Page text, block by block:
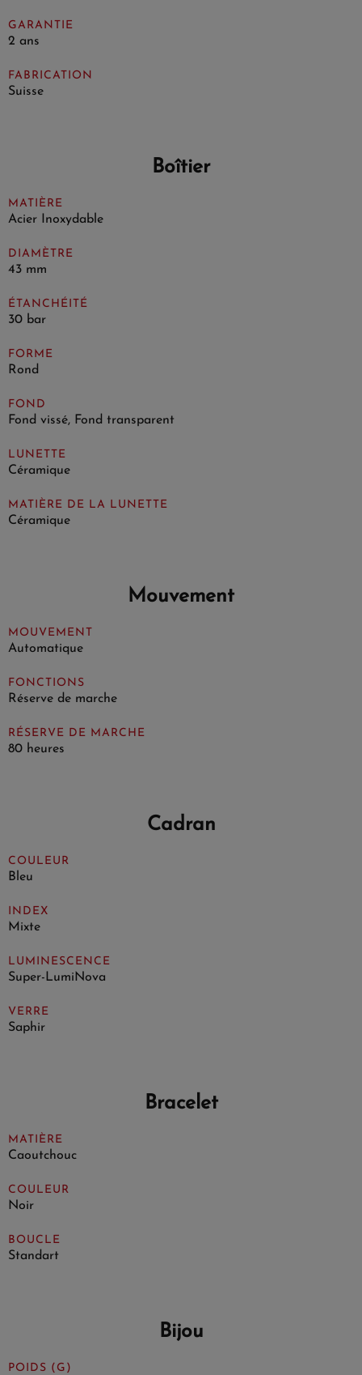
GARANTIE
2 ans
FABRICATION
Suisse
Boîtier
MATIÈRE
Acier Inoxydable
DIAMÈTRE
43 mm
ÉTANCHÉITÉ
30 bar
FORME
Rond
FOND
Fond vissé, Fond transparent
LUNETTE
Céramique
MATIÈRE DE LA LUNETTE
Céramique
Mouvement
MOUVEMENT
Automatique
FONCTIONS
Réserve de marche
RÉSERVE DE MARCHE
80 heures
Cadran
COULEUR
Bleu
INDEX
Mixte
LUMINESCENCE
Super-LumiNova
VERRE
Saphir
Bracelet
MATIÈRE
Caoutchouc
COULEUR
Noir
BOUCLE
Standart
Bijou
POIDS (G)